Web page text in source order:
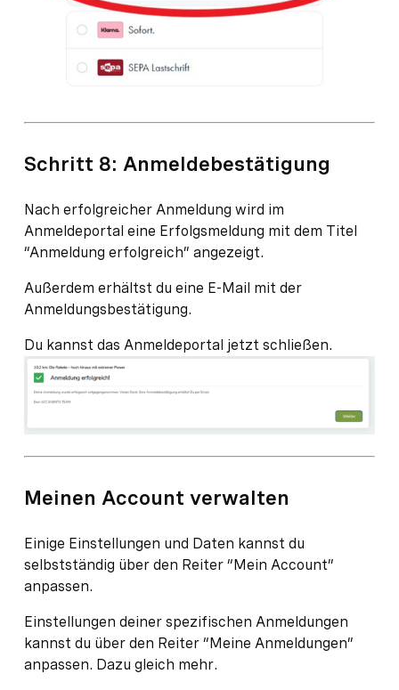
Schritt 8: Anmeldebestätigung
Nach erfolgreicher Anmeldung wird im
Anmeldeportal eine Erfolgsmeldung mit dem Titel
“Anmeldung erfolgreich” angezeigt.
Außerdem erhältst du eine E-Mail mit der
Anmeldungsbestätigung.
Du kannst das Anmeldeportal jetzt schließen.
Meinen Account verwalten
Einige Einstellungen und Daten kannst du
selbstständig über den Reiter “Mein Account”
anpassen.
Einstellungen deiner spezifischen Anmeldungen
kannst du über den Reiter “Meine Anmeldungen”
anpassen. Dazu gleich mehr.